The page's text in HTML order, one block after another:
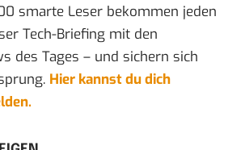
smarte Leser bekommen jeden
Tech-Briefing mit den
des Tages – und sichern sich
Hier kannst du dich